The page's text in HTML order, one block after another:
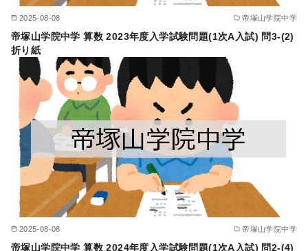
2025-08-08 帝塚山学院中学
帝塚山学院中学 算数 2023年度入学試験問題(1次A入試) 問3-(2)
折り紙
2025-08-08 帝塚山学院中学
帝塚山学院中学 算数 2024年度入学試験問題(1次A入試) 問2-(4)